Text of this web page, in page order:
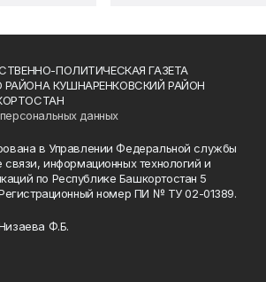
ПОЛИТИЧЕСКАЯ ГАЗЕТА
КУШНАРЕНКОВСКИЙ РАЙОН
данных
в Управлении Федеральной службы
информационных технологий и
по Республике Башкортостан 5
Регистрационный номер ПИ № ТУ 02-01389.
Ф.Б.